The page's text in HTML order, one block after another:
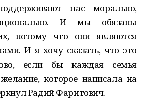
нас морально,
И мы обязаны
потому что они являются
И я хочу сказать, что это
если бы каждая семья
которое написала на
Радий Фаритович.